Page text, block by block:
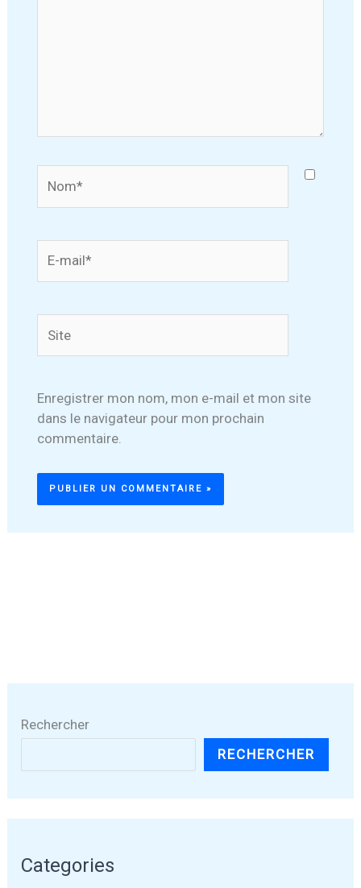
mail*
Enregistrer mon nom, mon e-mail et mon site
dans le navigateur pour mon prochain
commentaire.
Rechercher
RECHERCHER
Categories